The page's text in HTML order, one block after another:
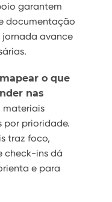
garantem
documentação
jornada avance
mapear o que
nas
materiais
por prioridade.
traz foco,
check-ins dá
e para